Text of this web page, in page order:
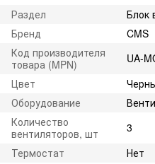
Раздел
Блок
Бренд
CMS
Код производителя
товара (MPN)
UA-
Цвет
Оборудование
Количество
вентиляторов, шт
3
Термостат
Нет